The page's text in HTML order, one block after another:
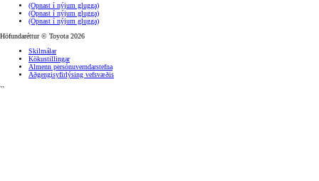
(Opnast í nýjum glugga)
(Opnast í nýjum glugga)
(Opnast í nýjum glugga)
Höfundaréttur © Toyota 2026
Skilmálar
Kökustillingar
Almenn persónuverndarstefna
Aðgengisyfirlýsing vefsvæðis
``